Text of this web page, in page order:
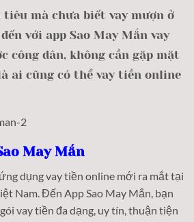
mà chưa biết vay mượn ở
với app Sao May Mắn vay
công dân, không cần gặp mặt
ai cũng có thể vay tiền online
May Mắn
dụng vay tiền online mới ra mắt tại
Nam. Đến App Sao May Mắn, bạn
vay tiền đa dạng, uy tín, thuận tiện